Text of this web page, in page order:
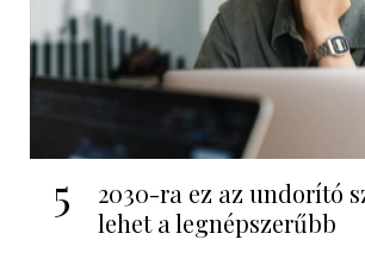
5
2030-ra ez az undorító
lehet a legnépszerűbb